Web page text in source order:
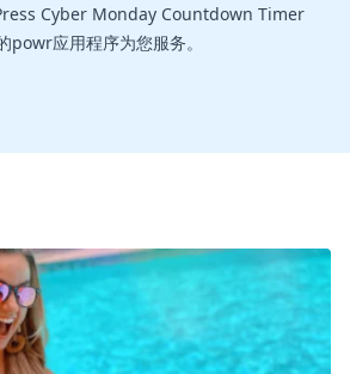
Cyber Monday Countdown Timer
powr应用程序为您服务。